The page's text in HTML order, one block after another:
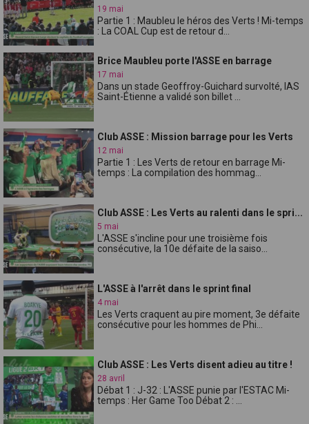
19 mai
Partie 1 : Maubleu le héros des Verts ! Mi-temps
: La COAL Cup est de retour d...
Brice Maubleu porte l'ASSE en barrage
17 mai
Dans un stade Geoffroy-Guichard survolté, lAS
Saint-Étienne a validé son billet ...
Club ASSE : Mission barrage pour les Verts
12 mai
Partie 1 : Les Verts de retour en barrage Mi-
temps : La compilation des hommag...
Club ASSE : Les Verts au ralenti dans le spri...
5 mai
L'ASSE s'incline pour une troisième fois
consécutive, la 10e défaite de la saiso...
L'ASSE à l'arrêt dans le sprint final
4 mai
Les Verts craquent au pire moment, 3e défaite
consécutive pour les hommes de Phi...
Club ASSE : Les Verts disent adieu au titre !
28 avril
Débat 1 : J-32 : L'ASSE punie par l'ESTAC Mi-
temps : Her Game Too Débat 2 : ...